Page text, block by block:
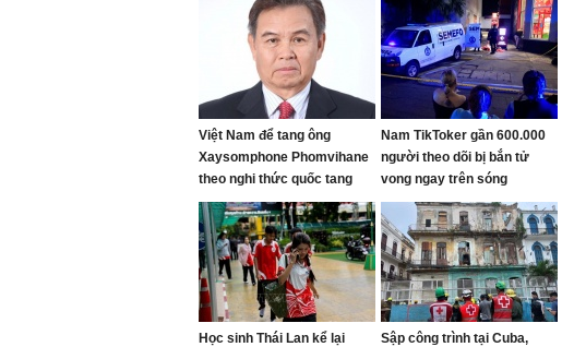
Việt Nam để tang ông
Xaysomphone Phomvihane
theo nghi thức quốc tang
trong 2 ngày
Nam TikToker gần 600.000
người theo dõi bị bắn tử
vong ngay trên sóng
livestream
Học sinh Thái Lan kể lại
Sập công trình tại Cuba,